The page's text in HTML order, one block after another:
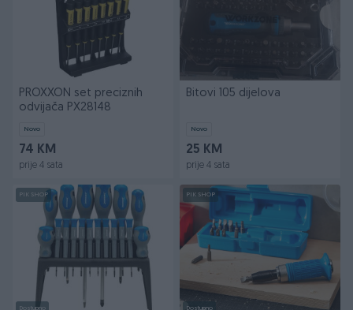
PROXXON set preciznih
odvijača PX28148
Novo
74 KM
prije 4 sata
Bitovi 105 dijelova
Novo
25 KM
prije 4 sata
PIK SHOP
Dostupno
PIK SHOP
Dostupno